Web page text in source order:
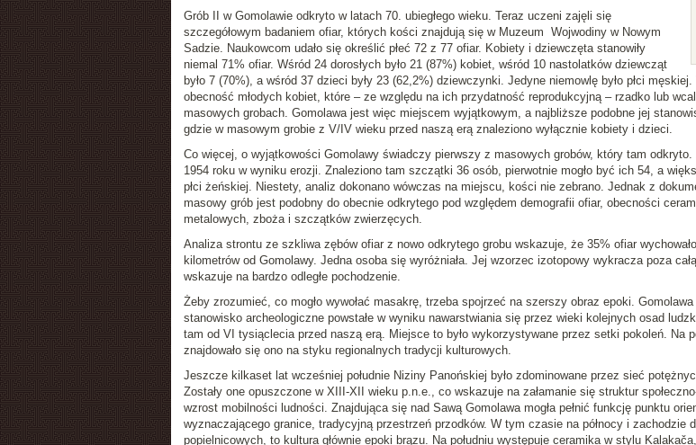
Grób II w Gomolawie odkryto w latach 70. ubiegłego wieku. Teraz uczeni zajęli się
szczegółowym badaniem ofiar, których kości znajdują się w Muzeum Wojwodiny w Nowym
Sadzie. Naukowcom udało się określić płeć 72 z 77 ofiar. Kobiety i dziewczęta stanowiły
niemal 71% ofiar. Wśród 24 dorosłych było 21 (87%) kobiet, wśród 10 nastolatków dziewcząt
było 7 (70%), a wśród 37 dzieci były 23 (62,2%) dziewczynki. Jedyne niemowlę było płci
obecność młodych kobiet, które – ze względu na ich przydatność reprodukcyjną – rzadko lub
masowych grobach. Gomolawa jest więc miejscem wyjątkowym, a najbliższe podobne jej
gdzie w masowym grobie z V/IV wieku przed naszą erą znaleziono wyłącznie kobiety i dzieci.
Co więcej, o wyjątkowości Gomolawy świadczy pierwszy z masowych grobów, który tam odkryto.
1954 roku w wyniku erozji. Znaleziono tam szczątki 36 osób, pierwotnie mogło być ich 54, a
płci żeńskiej. Niestety, analiz dokonano wówczas na miejscu, kości nie zebrano. Jednak z
masowy grób jest podobny do obecnie odkrytego pod względem demografii ofiar, obecności
metalowych, zboża i szczątków zwierzęcych.
Analiza strontu ze szkliwa zębów ofiar z nowo odkrytego grobu wskazuje, że 35% ofiar
kilometrów od Gomolawy. Jedna osoba się wyróżniała. Jej wzorzec izotopowy wykracza poza
wskazuje na bardzo odległe pochodzenie.
Żeby zrozumieć, co mogło wywołać masakrę, trzeba spojrzeć na szerszy obraz epoki.
stanowisko archeologiczne powstałe w wyniku nawarstwiania się przez wieki kolejnych osad
tam od VI tysiąclecia przed naszą erą. Miejsce to było wykorzystywane przez setki pokoleń. Na
znajdowało się ono na styku regionalnych tradycji kulturowych.
Jeszcze kilkaset lat wcześniej południe Niziny Panońskiej było zdominowane przez sieć
Zostały one opuszczone w XIII-XII wieku p.n.e., co wskazuje na załamanie się struktur
wzrost mobilności ludności. Znajdująca się nad Sawą Gomolawa mogła pełnić funkcję punktu
wyznaczającego granice, tradycyjną przestrzeń przodków. W tym czasie na północy i zachodzie
popielnicowych, to kultura głównie epoki brązu. Na południu występuje ceramika w stylu